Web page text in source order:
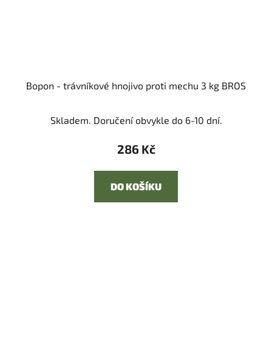
Bopon - trávníkové hnojivo proti mechu 3 kg BROS
Skladem. Doručení obvykle do 6-10 dní.
286 Kč
DO KOŠÍKU